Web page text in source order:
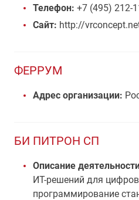
Телефон: +7 (495) 212-
Сайт: http://
ФЕРРУМ
Адрес организации:
БИ ПИТРОН СП
Описание
ИТ-решений для
программирование